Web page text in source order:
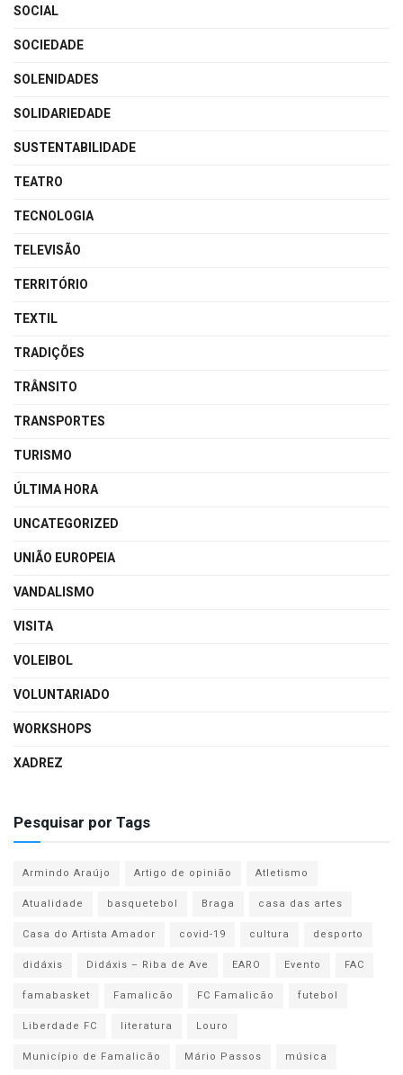
SOCIAL
SOCIEDADE
SOLENIDADES
SOLIDARIEDADE
SUSTENTABILIDADE
TEATRO
TECNOLOGIA
TELEVISÃO
TERRITÓRIO
TEXTIL
TRADIÇÕES
TRÂNSITO
TRANSPORTES
TURISMO
ÚLTIMA HORA
UNCATEGORIZED
UNIÃO EUROPEIA
VANDALISMO
VISITA
VOLEIBOL
VOLUNTARIADO
WORKSHOPS
XADREZ
Pesquisar por Tags
Armindo Araújo Artigo de opinião
Atletismo
Atualidade
basquetebol Braga
casa das artes
Casa do Artista Amador
covid-19 cultura
desporto
didáxis
Didáxis – Riba de Ave EARO Evento
FAC
famabasket
Famalicão FC Famalicão
futebol
Liberdade FC
literatura
Louro
Município de Famalicão
Mário Passos
música